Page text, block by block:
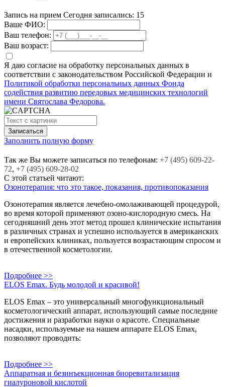
Запись на прием Сегодня записались: 15
Ваше ФИО:
Ваш телефон:
Ваш возраст:
Я даю согласие на обработку персональных данных в
соответствии с законодательством Российской Федерации и
Политикой обработки персональных данных Фонда
содействия развитию передовых медицинских технологий
имени Святослава Федорова.
Заполнить полную форму
Так же Вы можете записаться по телефонам: +7 (495) 609-22-
72, +7 (495) 609-28-02
С этой статьей читают:
Озонотерапия: что это такое, показания, противопоказания
Озонотерапия является лечебно-омолаживающей процедурой,
во время которой применяют озоно-кислородную смесь. На
сегодняшний день этот метод прошел клинические испытания
в различных странах и успешно используется в американских
и европейских клиниках, пользуется возрастающим спросом и
в отечественной косметологии.
Подробнее >>
ELOS Emax. Будь молодой и красивой!
ELOS Emax – это универсальный многофункциональный
косметологический аппарат, использующий самые последние
достижения и разработки науки о красоте. Специальные
насадки, используемые на нашем аппарате ELOS Emax,
позволяют проводить:
Подробнее >>
Аппаратная и безинъекционная биоревитализация
гиалуроновой кислотой